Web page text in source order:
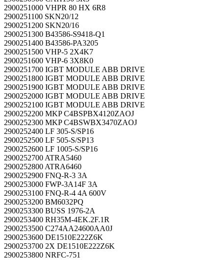
2900251000 VHPR 80 HX 6R8
2900251100 SKN20/12
2900251200 SKN20/16
2900251300 B43586-S9418-Q1
2900251400 B43586-PA3205
2900251500 VHP-5 2X4K7
2900251600 VHP-6 3X8K0
2900251700 IGBT MODULE ABB DRIVE
2900251800 IGBT MODULE ABB DRIVE
2900251900 IGBT MODULE ABB DRIVE
2900252000 IGBT MODULE ABB DRIVE
2900252100 IGBT MODULE ABB DRIVE
2900252200 MKP C4BSPBX4120ZAOJ
2900252300 MKP C4BSWBX3470ZAOJ
2900252400 LF 305-S/SP16
2900252500 LF 505-S/SP13
2900252600 LF 1005-S/SP16
2900252700 ATRA5460
2900252800 ATRA6460
2900252900 FNQ-R-3 3A
2900253000 FWP-3A14F 3A
2900253100 FNQ-R-4 4A 600V
2900253200 BM6032PQ
2900253300 BUSS 1976-2A
2900253400 RH35M-4EK.2F.1R
2900253500 C274AA24600AA0J
2900253600 DE1510E222Z6K
2900253700 2X DE1510E222Z6K
2900253800 NRFC-751